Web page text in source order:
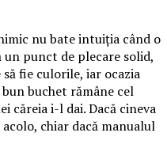
nu bate intuiția când o
un punct de plecare solid,
fie culorile, iar ocazia
buchet rămâne cel
căreia i-l dai. Dacă cineva
chiar dacă manualul